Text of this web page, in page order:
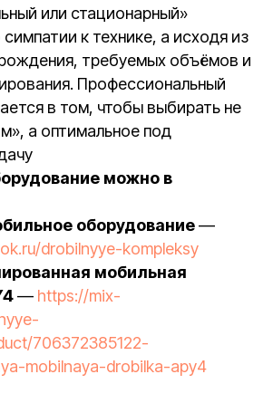
или стационарный»
к технике, а исходя из
требуемых объёмов и
Профессиональный
в том, чтобы выбирать не
а оптимальное под
можно в
оборудование—
drobilnyye-kompleksy
мобильная
— https://mix-
706372385122-
mobilnaya-drobilka-apy4